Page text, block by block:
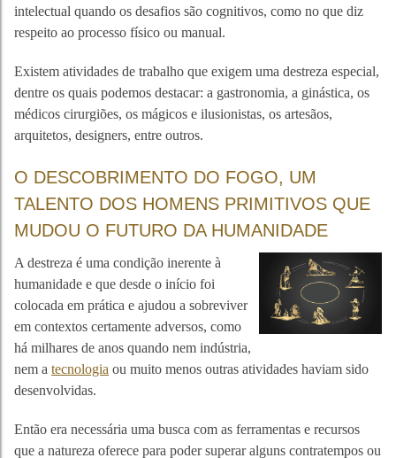
intelectual quando os desafios são cognitivos, como no que diz
respeito ao processo físico ou manual.
Existem atividades de trabalho que exigem uma destreza especial,
dentre os quais podemos destacar: a gastronomia, a ginástica, os
médicos cirurgiões, os mágicos e ilusionistas, os artesãos,
arquitetos, designers, entre outros.
O DESCOBRIMENTO DO FOGO, UM
TALENTO DOS HOMENS PRIMITIVOS QUE
MUDOU O FUTURO DA HUMANIDADE
A destreza é uma condição inerente à
humanidade e que desde o início foi
colocada em prática e ajudou a sobreviver
em contextos certamente adversos, como
há milhares de anos quando nem indústria,
nem a tecnologia ou muito menos outras atividades haviam sido
desenvolvidas.
Então era necessária uma busca com as ferramentas e recursos
que a natureza oferece para poder superar alguns contratempos ou